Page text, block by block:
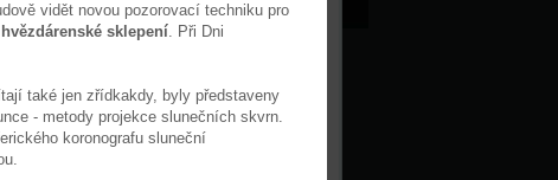
vidět novou pozorovací techniku pro
sklepení. Při Dni
také jen zřídkakdy, byly představeny
- metody projekce slunečních skvrn.
koronografu sluneční